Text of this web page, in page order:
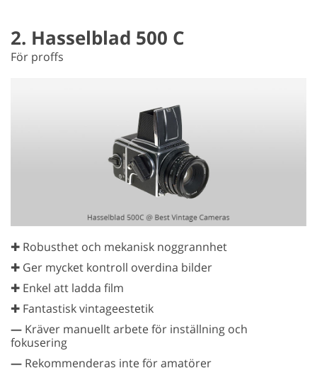
2. Hasselblad 500 C
För proffs
✚ Robusthet och mekanisk noggrannhet
✚ Ger mycket kontroll overdina bilder
✚ Enkel att ladda film
✚ Fantastisk vintageestetik
— Kräver manuellt arbete för inställning och
fokusering
— Rekommenderas inte för amatörer